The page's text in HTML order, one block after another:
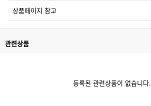
상품페이지 참고
관련상품
등록된 관련상품이 없습니다.